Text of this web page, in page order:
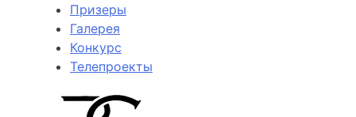
Призеры
Галерея
Конкурс
Телепроекты